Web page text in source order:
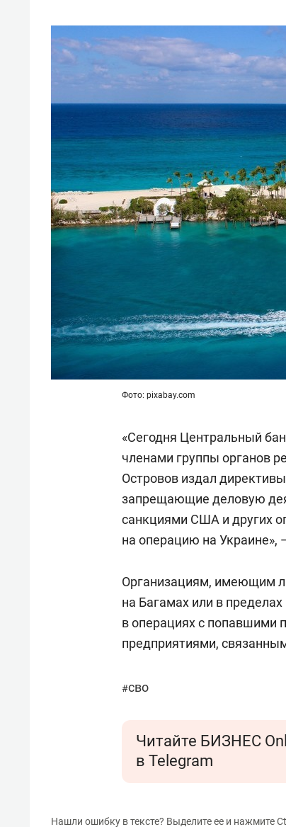
Фото: pixabay.com
«Сегодня Центральный
членами группы органов
Островов издал
запрещающие деловую
санкциями США и других
на операцию на Украине»,
Организациям, имеющим
на Багамах или в
в операциях с попавшими
предприятиями,
#сво
Читайте БИЗНЕС
в Telegram
Нашли ошибку в тексте? Выделите ее и нажмите